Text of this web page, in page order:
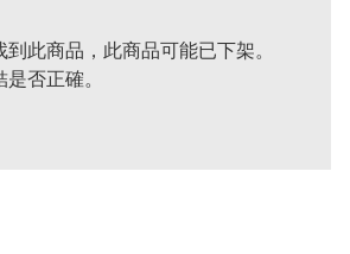
此商品，此商品可能已下架。
否正確。